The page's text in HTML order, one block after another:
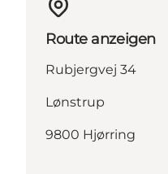
Route anzeigen
Rubjergvej 34
Lønstrup
9800 Hjørring